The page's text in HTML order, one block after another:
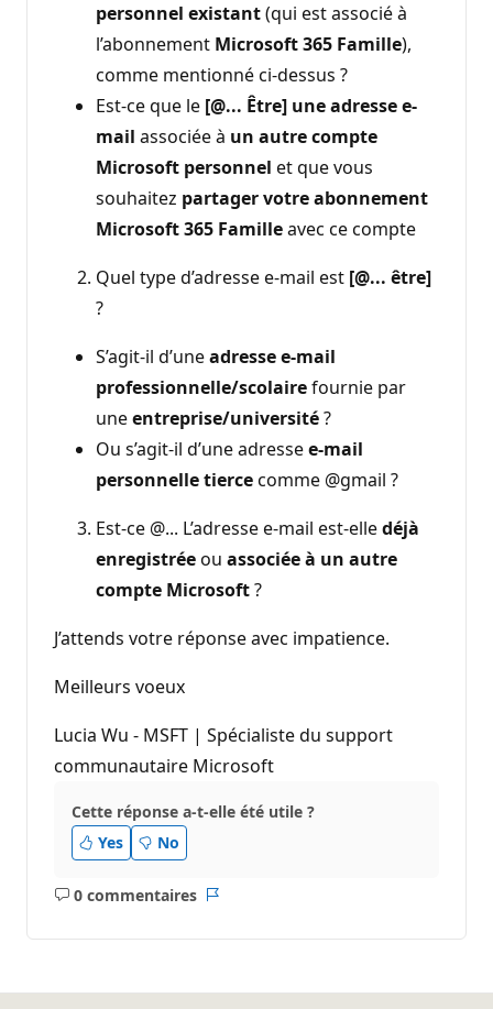
personnel existant(qui est associé à
l’abonnement Microsoft 365 Famille),
comme mentionné ci-dessus ?
Est-ce que le [@... Être] une adresse e-
mail associée à un autre compte
Microsoft personnel et que vous
souhaitez partager votre abonnement
Microsoft 365 Familleavec ce compte
Quel type d’adresse e-mail est [@... être]
?
S’agit-il d’uneadresse e-mail
professionnelle/scolairefournie par
uneentreprise/université?
Ou s’agit-il d’une adressee-mail
personnelle tiercecomme @gmail ?
Est-ce @... L’adresse e-mail est-elledéjà
enregistréeou associée à un autre
compte Microsoft?
J’attends votre réponse avec impatience.
Meilleurs voeux
Lucia Wu - MSFT | Spécialiste du support
communautaire Microsoft
Cette réponse a-t-elle été utile ?
Yes
No
0 commentaires
Aucun